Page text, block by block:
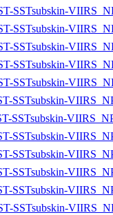
SSTsubskin-
SSTsubskin-
SSTsubskin-
SSTsubskin-
SSTsubskin-
SSTsubskin-
SSTsubskin-
SSTsubskin-
SSTsubskin-
SSTsubskin-
SSTsubskin-
SSTsubskin-